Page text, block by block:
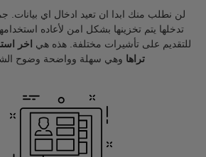
لن نطلب منك ابدا ان تعيد ادخال اي بيانات.
تدخلها يتم تخزينها بشكل امن لأعاده
للتقديم على تأشيرات مختلفة. هذه هي
اخر
تراها وهي سهلة وواضحة وضوح